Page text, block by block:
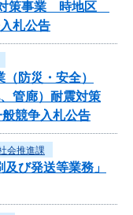
対策事業 時地区
札公告
防災・安全）
管廊）耐震対策
競争入札公告
会推進課
び発送等業務」